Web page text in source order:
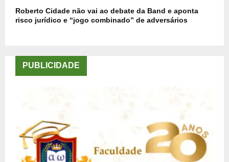
Roberto Cidade não vai ao debate da Band e aponta
risco jurídico e “jogo combinado” de adversários
PUBLICIDADE